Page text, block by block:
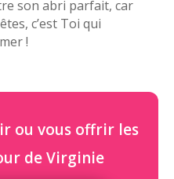
son abri parfait, car
c’est Toi qui
!
ou vous offrir les
de Virginie